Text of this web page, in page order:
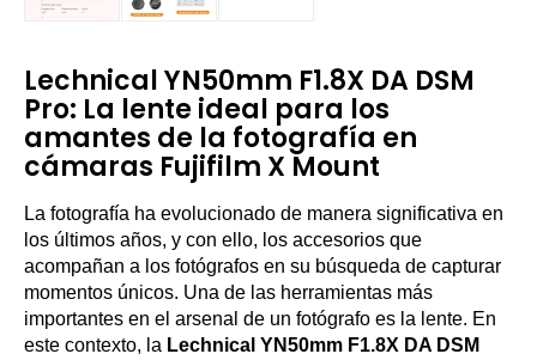
Lechnical YN50mm F1.8X DA DSM
Pro: La lente ideal para los
amantes de la fotografía en
cámaras Fujifilm X Mount
La fotografía ha evolucionado de manera significativa en
los últimos años, y con ello, los accesorios que
acompañan a los fotógrafos en su búsqueda de capturar
momentos únicos. Una de las herramientas más
importantes en el arsenal de un fotógrafo es la lente. En
este contexto, la Lechnical YN50mm F1.8X DA DSM